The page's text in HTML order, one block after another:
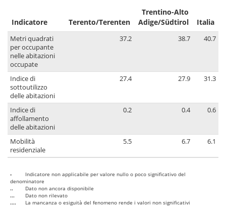
Indicatore Terento/Terenten
Trentino-Alto
Adige/Südtirol
Italia
Metri quadrati
per occupante
nelle abitazioni
occupate
37.2 38.7 40.7
Indice di
sottoutilizzo
delle abitazioni
27.4 27.9 31.3
Indice di
affollamento
delle abitazioni
0.2 0.4 0.6
Mobilità
residenziale
5.5 6.7 6.1
-
Indicatore non applicabile per valore nullo o poco significativo del
denominatore
..
Dato non ancora disponibile
...
Dato non rilevato
....
La mancanza o esiguità del fenomeno rende i valori non significativi